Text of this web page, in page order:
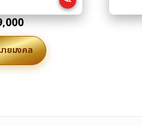
ายมงคล